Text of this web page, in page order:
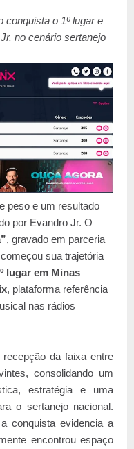
o 1º lugar e
no cenário sertanejo
peso e um resultado
por Evandro Jr. O
, gravado em parceria
sua trajetória
lugar em Minas
, plataforma referência
nas rádios
da faixa entre
consolidando um
estratégia e uma
o sertanejo nacional.
conquista evidencia a
encontrou espaço